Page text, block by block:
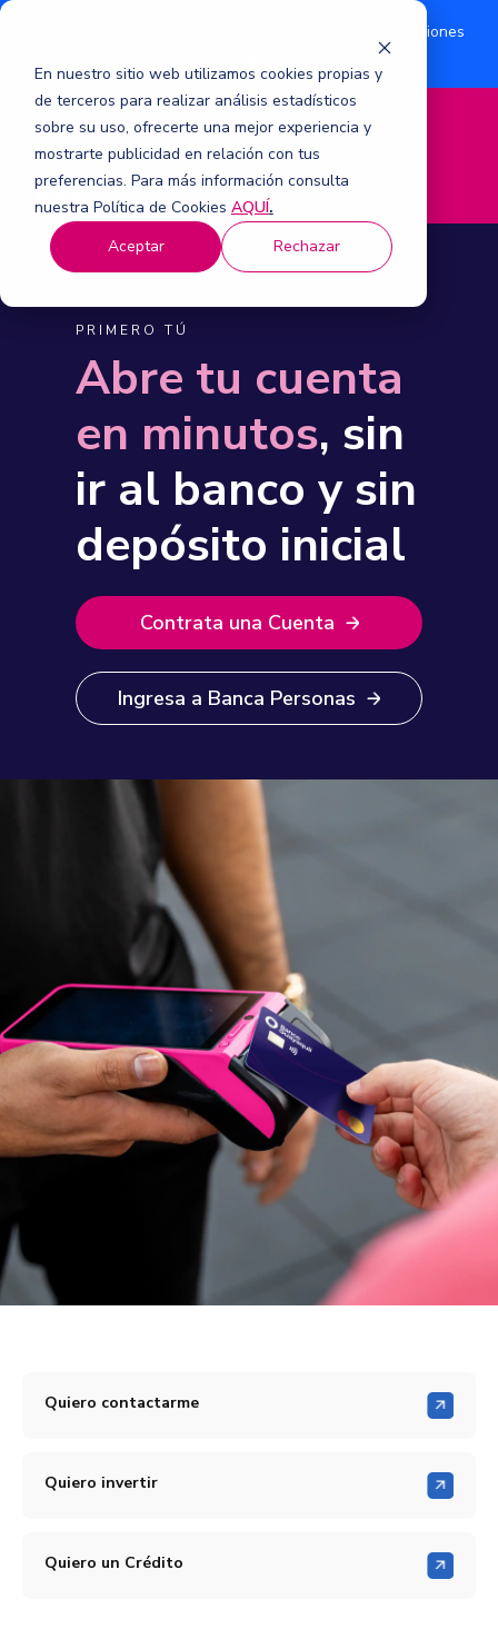
En nuestro sitio web utilizamos cookies propias y
de terceros para realizar análisis estadísticos
sobre su uso, ofrecerte una mejor experiencia y
mostrarte publicidad en relación con tus
preferencias. Para más información consulta
nuestra Política de Cookies AQUÍ.
Aceptar
Rechazar
¿Eres accionista? Conoce acerca de la suscripción de acciones
M
e
n
PRIMERO TÚ
Abre tu cuenta
en minutos, sin
ir al banco y sin
depósito inicial
Contrata una Cuenta
Ingresa a Banca Personas
Quiero contactarme
Quiero invertir
Quiero un Crédito